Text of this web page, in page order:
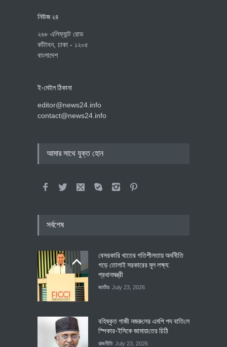
নিউজ ২৪
২৬৮ এলিফ্যান্ট রোড
কাঁটাবন, ঢাকা - ১২০৫
বাংলাদেশ
ই-মেইল ঠিকানা
editor@news24.info
contact@news24.info
আমার সাথে যুক্ত হোন
সর্বশেষ
বেসরকারি খাতের গতিশীলতায় অর্থনীতি
গড়ে তোলাই সরকারের মূল লক্ষ্য:
প্রধানমন্ত্রী
জাতীয় July 23, 2026
বহিষ্কৃত গাজী নজরু‌লের এম‌পি পদ বা‌তি‌লে
স্পিকার-ইসিকে জামায়া‌তের চি‌ঠি
রাজনীতি July 23, 2026